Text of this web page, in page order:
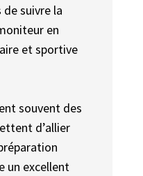
de suivre la
en
et sportive
souvent des
d’allier
un excellent